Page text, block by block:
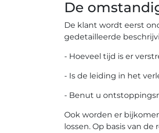
De
De klant wordt eerst
gedetailleerde
- Hoeveel tijd is er
- Is de leiding in het
- Benut u
Ook worden er
lossen. Op basis van